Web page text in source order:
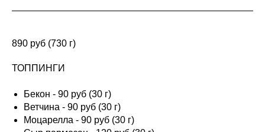
890 руб (730 г)
ТОППИНГИ
Бекон - 90 руб (30 г)
Ветчина - 90 руб (30 г)
Моцарелла - 90 руб (30 г)